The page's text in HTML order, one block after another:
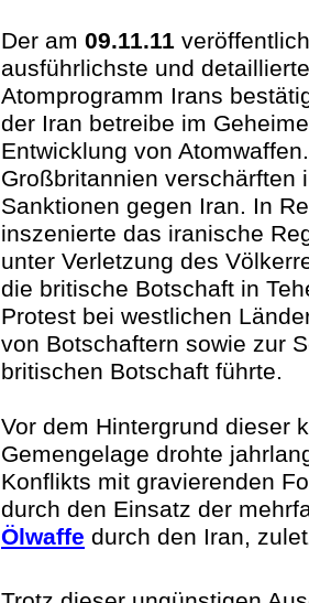
Der am 09.11.11
ausführlichste und
Atomprogramm Irans
der Iran betreibe im
Entwicklung von
Großbritannien verschärften
Sanktionen gegen Iran. In
inszenierte das iranische
unter Verletzung des
die britische Botschaft in
Protest bei westlichen
von Botschaftern sowie zur
britischen Botschaft führte.
Vor dem Hintergrund dieser
Gemengelage drohte
Konflikts mit gravierenden
durch den Einsatz der
Ölwaffe durch den Iran,